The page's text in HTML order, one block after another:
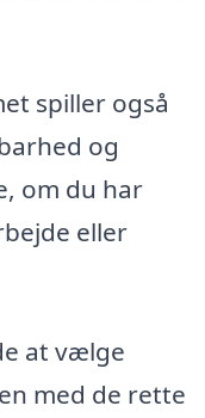
spiller også
og
om du har
eller
at vælge
med de rette